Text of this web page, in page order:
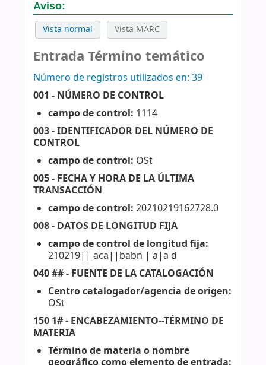
Aviso:
Vista normal Vista MARC
Entrada Término temático
Número de registros utilizados en: 39
001 - NÚMERO DE CONTROL
campo de control: 1114
003 - IDENTIFICADOR DEL NÚMERO DE
CONTROL
campo de control: OSt
005 - FECHA Y HORA DE LA ÚLTIMA
TRANSACCIÓN
campo de control: 20210219162728.0
008 - DATOS DE LONGITUD FIJA
campo de control de longitud fija:
210219|| aca||babn | a|a d
040 ## - FUENTE DE LA CATALOGACIÓN
Centro catalogador/agencia de origen:
OSt
150 1# - ENCABEZAMIENTO--TÉRMINO DE
MATERIA
Término de materia o nombre